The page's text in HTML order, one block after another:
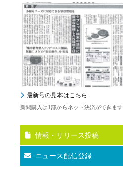
最新号の見本はこちら
新聞購入は1部からネット決済ができます
情報・リリース投稿
ニュース配信登録